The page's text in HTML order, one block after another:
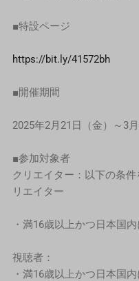
■特設ページ
https://bit.ly/41572bh
■開催期間
2025年2月21日（金）～3月
■参加対象者
クリエイター：以下の条
リエイター
・満16歳以上かつ日本国
視聴者：
・満16歳以上かつ日本国